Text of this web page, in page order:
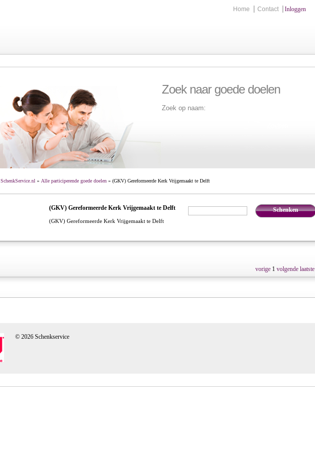
Home Contact Inloggen
Zoek naar goede doelen
Zoek op naam:
SchenkService.nl » Alle participerende goede doelen» (GKV) Gereformeerde Kerk Vrijgemaakt te Delft
Schenken
(GKV) Gereformeerde Kerk Vrijgemaakt te Delft
(GKV) Gereformeerde Kerk Vrijgemaakt te Delft
vorige 1 volgende laatste
© 2026 Schenkservice